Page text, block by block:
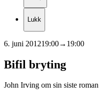
Lukk
6. juni 201219:00→ 19:00
Bifil bryting
John Irving om sin siste roman